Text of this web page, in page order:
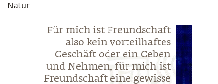
Natur.
Für mich ist Freundschaft
also kein vorteilhaftes
Geschäft oder ein Geben
und Nehmen, für mich ist
Freundschaft eine gewisse